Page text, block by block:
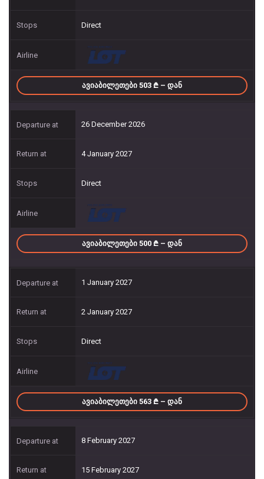
Direct
ᲐᲕᲘᲐᲑᲘᲚᲔᲗᲔᲑᲘ 503 – ᲓᲐᲜ
26 December 2026
4 January 2027
Direct
ᲐᲕᲘᲐᲑᲘᲚᲔᲗᲔᲑᲘ 500 – ᲓᲐᲜ
1 January 2027
2 January 2027
Direct
ᲐᲕᲘᲐᲑᲘᲚᲔᲗᲔᲑᲘ 563 – ᲓᲐᲜ
8 February 2027
15 February 2027